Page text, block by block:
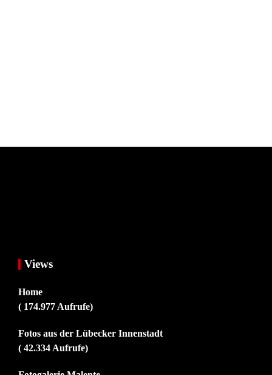
Views
Home
( 174.977 Aufrufe)
Fotos aus der Lübecker Innenstadt
( 42.334 Aufrufe)